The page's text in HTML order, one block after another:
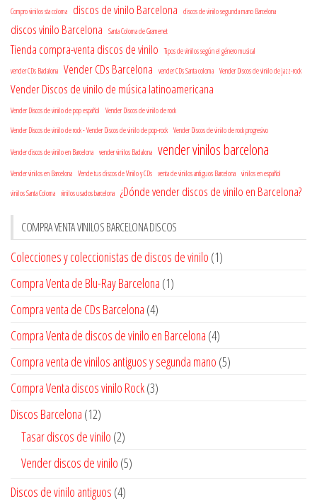
Compro vinilos sta coloma discos de vinilo Barcelona discos de vinilo segunda mano Barcelona
discos vinilo Barcelona Santa Coloma de Gramenet
Tienda compra-venta discos de vinilo
Tipos de vinilos según el género musical
vender CDs Badalona Vender CDs Barcelona vender CDs Santa coloma Vender Discos de vinilo de jazz-rock
Vender Discos de vinilo de música latinoamericana
Vender Discos de vinilo de pop español
Vender Discos de vinilo de rock
Vender Discos de vinilo de rock - Vender Discos de vinilo de pop-rock Vender Discos de vinilo de rock progresivo
Vender discos de vinilo en Barcelona vender vinilos Badalona vender vinilos barcelona
Vender vinilos en Barcelona Vende tus discos de Vinilo y CDs venta de vinilos antiguos Barcelona vinilos en español
vinilos Santa Coloma vinilos usados barcelona ¿Dónde vender discos de vinilo en Barcelona?
COMPRA VENTA VINILOS BARCELONA DISCOS
Colecciones y coleccionistas de discos de vinilo (1)
Compra Venta de Blu-Ray Barcelona (1)
Compra venta de CDs Barcelona (4)
Compra Venta de discos de vinilo en Barcelona (4)
Compra venta de vinilos antiguos y segunda mano (5)
Compra Venta discos vinilo Rock(3)
Discos Barcelona (12)
Tasar discos de vinilo (2)
Vender discos de vinilo (5)
Discos de vinilo antiguos (4)